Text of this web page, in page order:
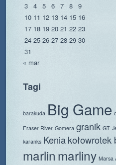
3
4 5 6 7 8
9
10 11 12 13 14 15 16
17 18 19 20 21 22 23
24 25 26 27 28 29 30
31
« mar
Tagi
barakuda Big Game
Fraser River Gomera granik GT
karanks Kenia kołowrotek
marlin marliny Marsa